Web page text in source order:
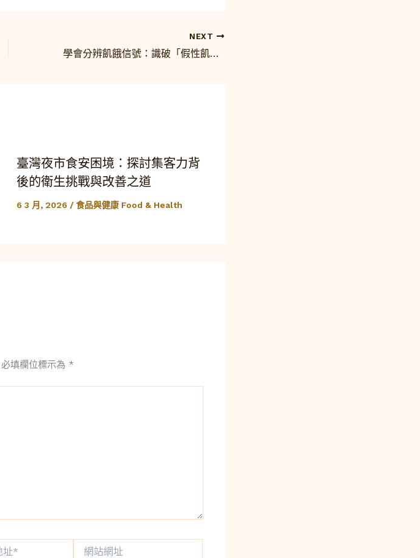
NEXT
學會分辨飢餓信號：識破「假性飢餓」，才是遠離慢性病的關鍵
臺灣夜市食安困境：探討集客力背
後的衛生挑戰與改善之道
6 3 月, 2026 / 食品與健康 Food & Health
必填欄位標示為 *